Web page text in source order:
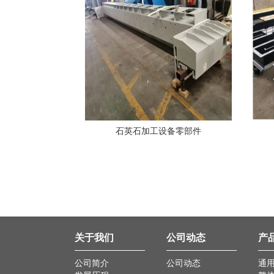
石英石加工设备零部件
关于我们
公司简介
公司动态
公司动态
产
通